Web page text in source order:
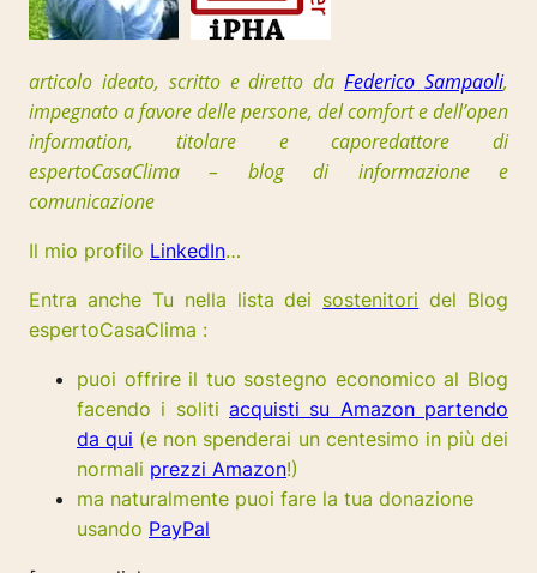
articolo ideato, scritto e diretto daFederico Sampaoli,
impegnato a favore delle persone, del comfort e dell’open
information, titolare e caporedattore di
espertoCasaClima – blog di informazione e
comunicazione
Il mio profilo LinkedIn…
Entra anche Tu nella lista dei sostenitori del Blog
espertoCasaClima :
puoi offrire il tuo sostegno economico al Blog
facendo i soliti acquisti su Amazon partendo
da qui (e non spenderai un centesimo in più dei
normali prezzi Amazon!)
ma naturalmente puoi fare la tua donazione
usando PayPal